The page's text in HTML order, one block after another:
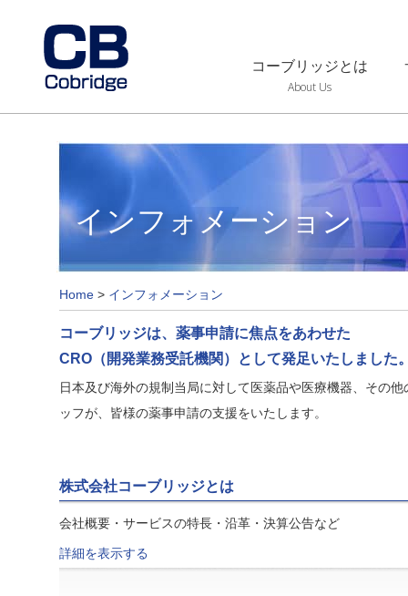
コーブリッジとは
About Us
インフォメーション
Home > インフォメーション
コーブリッジは、薬事申請に焦点をあわせた
CRO（開発業務受託機関）として発足いたしました
日本及び海外の規制当局に対して医薬品や医療機器、その
ッフが、皆様の薬事申請の支援をいたします。
株式会社コーブリッジとは
会社概要・サービスの特長・沿革・決算公告など
詳細を表示する